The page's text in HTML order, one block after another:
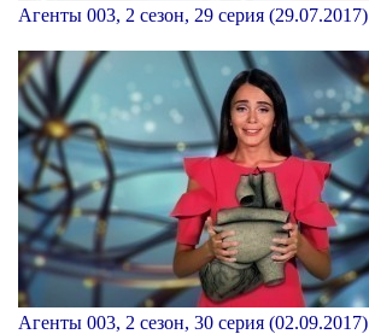
Агенты 003, 2 сезон, 29 серия (29.07.2017)
Агенты 003, 2 сезон, 30 серия (02.09.2017)